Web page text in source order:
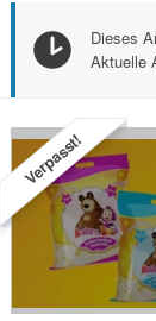
Dieses
Aktuelle
Verpasst!